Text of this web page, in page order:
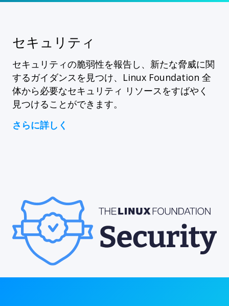
セキュリティ
セキュリティの脆弱性を報告し、新たな脅威に関
するガイダンスを見つけ、Linux Foundation 全
体から必要なセキュリティ リソースをすばやく
見つけることができます。
さらに詳しく